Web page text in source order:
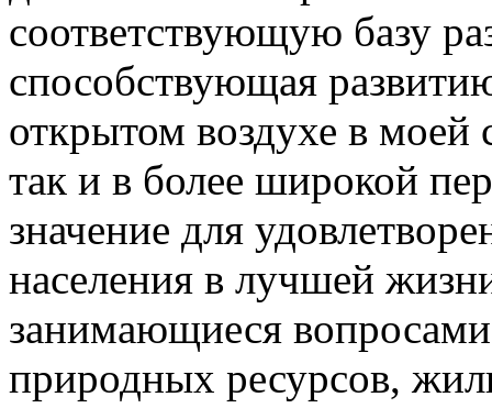
соответствующую базу
способствующая
открытом воздухе в моей
так и в более широкой
значение для
населения в лучшей
занимающиеся
природных ресурсов,